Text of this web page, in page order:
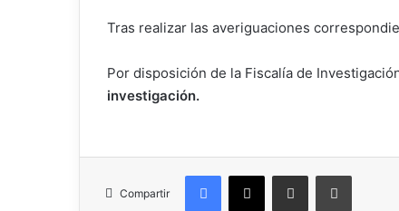
Tras realizar las averiguaciones
Por disposición de la Fiscalía de
investigación.
Compartir
Facebook
X Compartir por correo electrónicoImprimir